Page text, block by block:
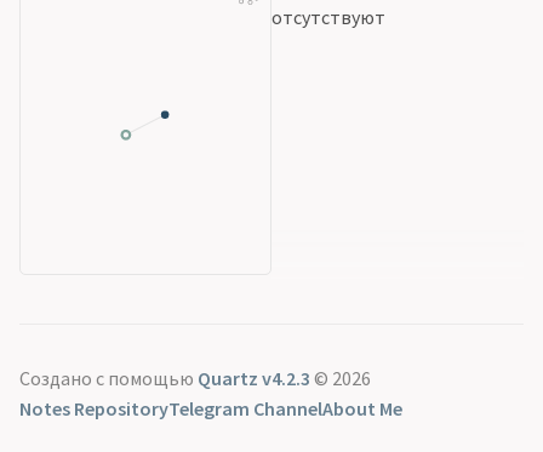
отсутствуют
Создано с помощью Quartz v4.2.3 © 2026
Notes RepositoryTelegram ChannelAbout Me